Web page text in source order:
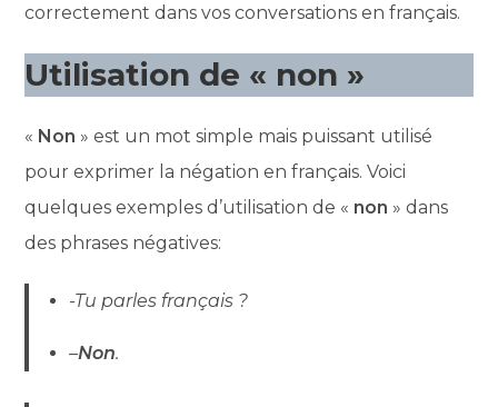
correctement dans vos conversations en français.
Utilisation de « non »
« Non » est un mot simple mais puissant utilisé
pour exprimer la négation en français. Voici
quelques exemples d’utilisation de « non » dans
des phrases négatives:
-Tu parles français ?
–Non.